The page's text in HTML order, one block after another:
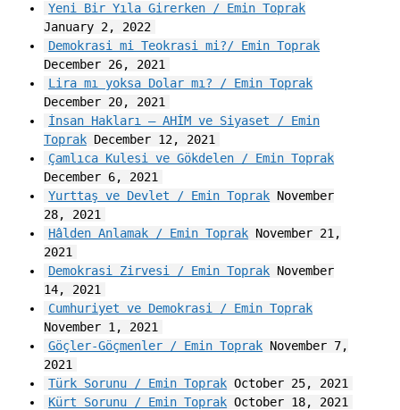
Yeni Bir Yıla Girerken / Emin Toprak
January 2, 2022
Demokrasi mi Teokrasi mi?/ Emin Toprak
December 26, 2021
Lira mı yoksa Dolar mı? / Emin Toprak
December 20, 2021
İnsan Hakları – AHİM ve Siyaset / Emin
ToprakDecember 12, 2021
Çamlıca Kulesi ve Gökdelen / Emin Toprak
December 6, 2021
Yurttaş ve Devlet / Emin Toprak November
28, 2021
Hâlden Anlamak / Emin Toprak November 21,
2021
Demokrasi Zirvesi / Emin Toprak November
14, 2021
Cumhuriyet ve Demokrasi / Emin Toprak
November 1, 2021
Göçler-Göçmenler / Emin Toprak November 7,
2021
Türk Sorunu / Emin Toprak October 25, 2021
Kürt Sorunu / Emin Toprak October 18, 2021